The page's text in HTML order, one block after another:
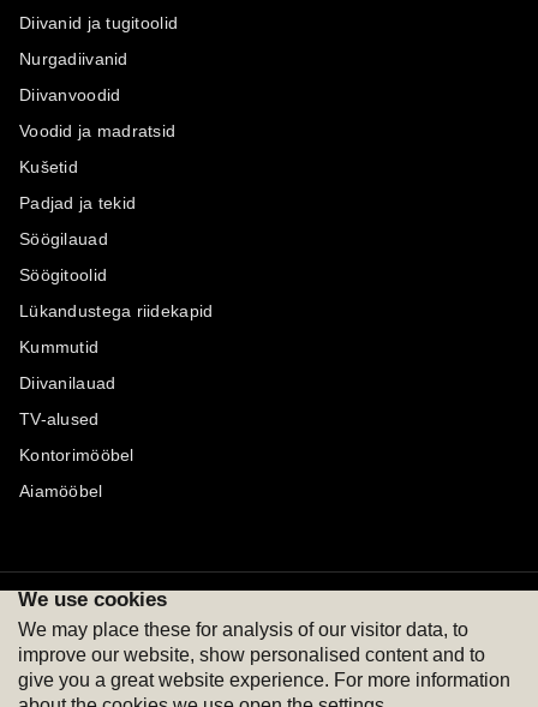
Diivanid ja tugitoolid
Nurgadiivanid
Diivanvoodid
Voodid ja madratsid
Kušetid
Padjad ja tekid
Söögilauad
Söögitoolid
Lükandustega riidekapid
Kummutid
Diivanilauad
TV-alused
Kontorimööbel
Aiamööbel
We use cookies
We may place these for analysis of our visitor data, to
improve our website, show personalised content and to
give you a great website experience. For more information